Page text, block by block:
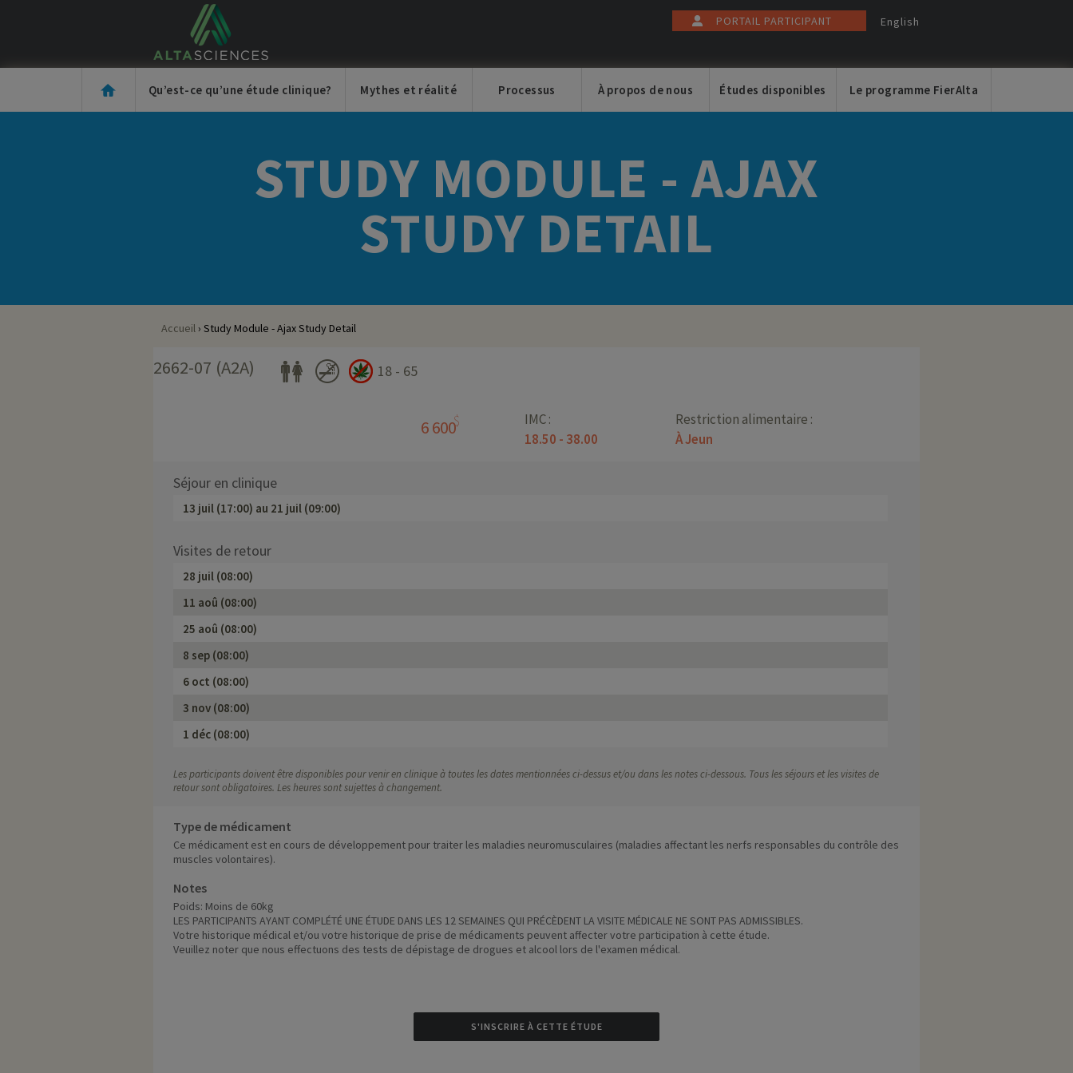
PORTAIL PARTICIPANT English
Qu’est-ce qu’une étude clinique? Mythes et réalité Processus À propos de nous Études disponibles Le programme FierAlta
STUDY MODULE - AJAX
STUDY DETAIL
Accueil › Study Module - Ajax Study Detail
2662-07 (A2A) 18 - 65
6 600$
IMC :
18.50 - 38.00
Restriction alimentaire :
À Jeun
Séjour en clinique
13 juil (17:00) au 21 juil (09:00)
Visites de retour
28 juil (08:00)
11 aoû (08:00)
25 aoû (08:00)
8 sep (08:00)
6 oct (08:00)
3 nov (08:00)
1 déc (08:00)
Les participants doivent être disponibles pour venir en clinique à toutes les dates mentionnées ci-dessus et/ou dans les notes ci-dessous. Tous les séjours et les visites de
retour sont obligatoires. Les heures sont sujettes à changement.
Type de médicament
Ce médicament est en cours de développement pour traiter les maladies neuromusculaires (maladies affectant les nerfs responsables du contrôle des
muscles volontaires).
Notes
Poids: Moins de 60kg
LES PARTICIPANTS AYANT COMPLÉTÉ UNE ÉTUDE DANS LES 12 SEMAINES QUI PRÉCÈDENT LA VISITE MÉDICALE NE SONT PAS ADMISSIBLES.
Votre historique médical et/ou votre historique de prise de médicaments peuvent affecter votre participation à cette étude.
Veuillez noter que nous effectuons des tests de dépistage de drogues et alcool lors de l'examen médical.
S'INSCRIRE À CETTE ÉTUDE